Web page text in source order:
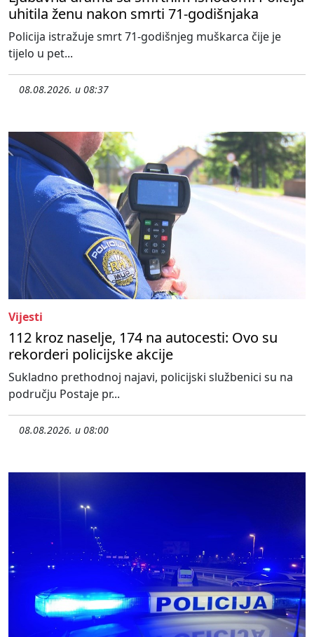
uhitila ženu nakon smrti 71-godišnjaka
Policija istražuje smrt 71-godišnjeg muškarca čije je
tijelo u pet...
08.08.2026. u 08:37
Vijesti
112 kroz naselje, 174 na autocesti: Ovo su
rekorderi policijske akcije
Sukladno prethodnoj najavi, policijski službenici su na
području Postaje pr...
08.08.2026. u 08:00